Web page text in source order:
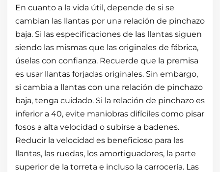
En cuanto a la vida útil, depende de si se
cambian las llantas por una relación de pinchazo
baja. Si las especificaciones de las llantas siguen
siendo las mismas que las originales de fábrica,
úselas con confianza. Recuerde que la premisa
es usar llantas forjadas originales. Sin embargo,
si cambia a llantas con una relación de pinchazo
baja, tenga cuidado. Si la relación de pinchazo es
inferior a 40, evite maniobras difíciles como pisar
fosos a alta velocidad o subirse a badenes.
Reducir la velocidad es beneficioso para las
llantas, las ruedas, los amortiguadores, la parte
superior de la torreta e incluso la carrocería. Las